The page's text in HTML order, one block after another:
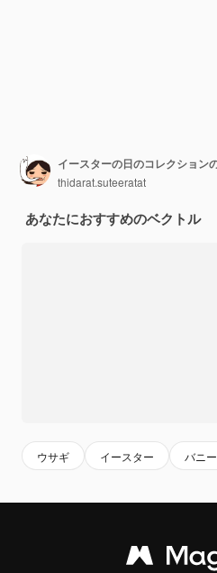
thidarat.suteeratat
あなたにおすすめのベクトル
ウサギ イースター バニー